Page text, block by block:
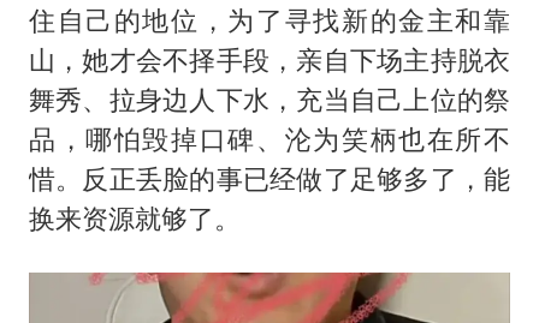
住自己的地位，为了寻找新的金主和靠
山，她才会不择手段，亲自下场主持脱衣
舞秀、拉身边人下水，充当自己上位的祭
品，哪怕毁掉口碑、沦为笑柄也在所不
惜。反正丢脸的事已经做了足够多了，能
换来资源就够了。